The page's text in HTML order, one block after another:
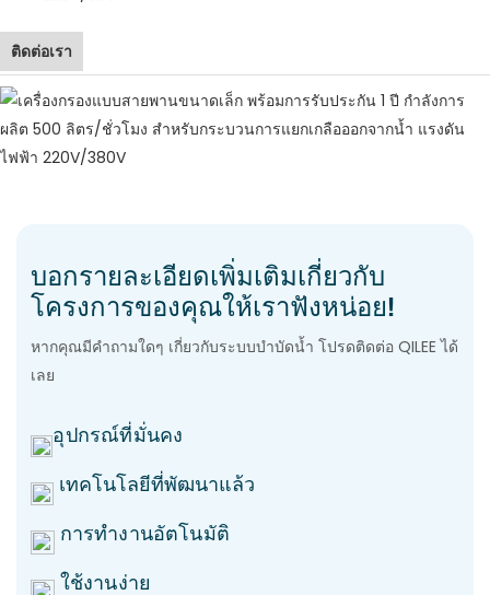
ติดต่อเรา
บอกรายละเอียดเพิ่มเติมเกี่ยวกับ
โครงการของคุณให้เราฟังหน่อย!
หากคุณมีคำถามใดๆ เกี่ยวกับระบบบำบัดน้ำ โปรดติดต่อ QILEE ได้
เลย
อุปกรณ์ที่มั่นคง
เทคโนโลยีที่พัฒนาแล้ว
การทำงานอัตโนมัติ
ใช้งานง่าย